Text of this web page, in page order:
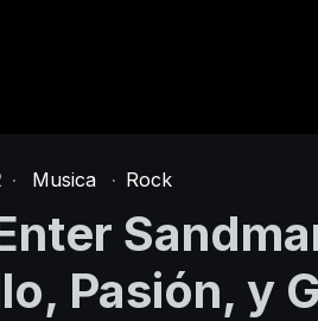
· Musica · Rock
Pasión, y